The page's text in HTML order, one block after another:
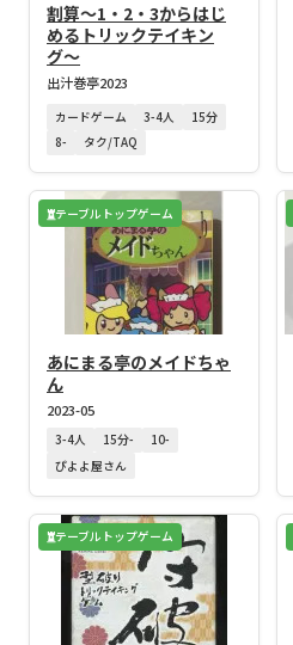
割算～1・2・3からはじ
めるトリックテイキン
グ〜
出汁巻亭2023
カードゲーム 3-4人
15分
8-
タク/TAQ
テーブルトップゲーム
あにまる亭のメイドちゃ
ん
2023-05
3-4人 15分-
10-
ぴよよ屋さん
テーブルトップゲーム